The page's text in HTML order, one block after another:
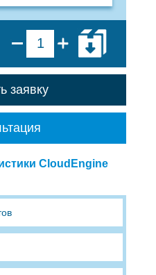
заявку
CloudEngine